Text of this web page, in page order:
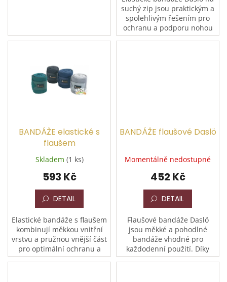
suchý zip jsou praktickým a
spolehlivým řešením pro
ochranu a podporu nohou
koně. Komplet 4 kusů zajistí
BANDÁŽE elastické s
flaušem
Skladem (1 ks)
593 Kč
DETAIL
Elastické bandáže s flaušem
kombinují měkkou vnitřní
vrstvu a pružnou vnější část
pro optimální ochranu a
oporu koňských nohou.
BANDÁŽE flaušové Daslö
Momentálně nedostupné
452 Kč
DETAIL
Flaušové bandáže Daslö
jsou měkké a pohodlné
bandáže vhodné pro
každodenní použití. Díky
délce 3 metry poskytují